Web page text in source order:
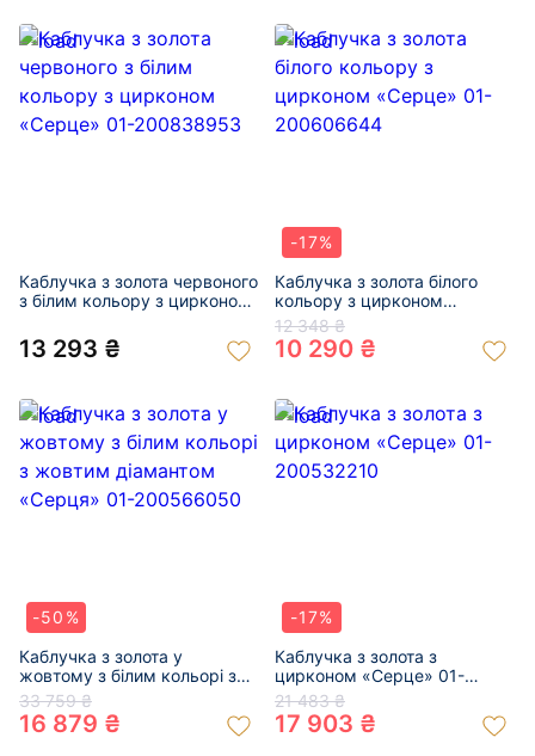
Каблучка з золота червоного
з білим кольору з цирконом
13 293 ₴
-17%
Каблучка з золота білого
кольору з цирконом
«Серце» 01-200606644
12 348 ₴
10 290 ₴
-50%
Каблучка з золота у
жовтому з білим кольорі з
жовтим діамантом «Серця»
01-200566050
33 759 ₴
16 879 ₴
-17%
Каблучка з золота з
цирконом «Серце» 01-
200532210
21 483 ₴
17 903 ₴